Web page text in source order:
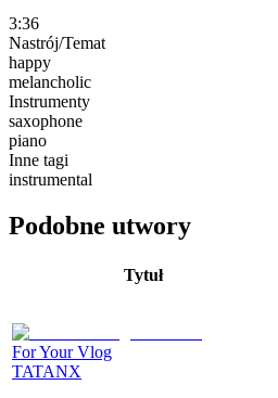
3:36
Nastrój/Temat
happy
melancholic
Instrumenty
saxophone
piano
Inne tagi
instrumental
Podobne utwory
Tytuł
For Your Vlog
TATANX